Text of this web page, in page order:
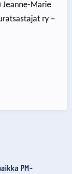
Jeanne-Marie
ry –
PM-